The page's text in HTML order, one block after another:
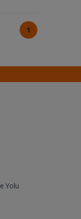
1
Yolu